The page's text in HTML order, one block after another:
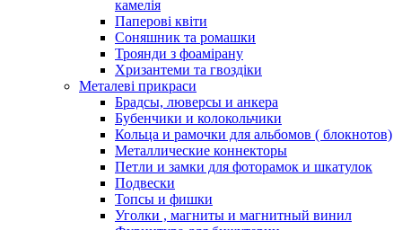
камелія
Паперові квіти
Соняшник та ромашки
Троянди з фоамірану
Хризантеми та гвоздіки
Металеві прикраси
Брадсы, люверсы и анкера
Бубенчики и колокольчики
Кольца и рамочки для альбомов ( блокнотов)
Металлические коннекторы
Петли и замки для фоторамок и шкатулок
Подвески
Топсы и фишки
Уголки , магниты и магнитный винил